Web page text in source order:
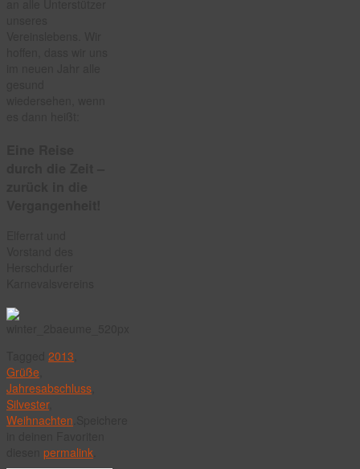
2013
Grüße
Jahresabschluss
Silvester,
Weihnachten
permalink